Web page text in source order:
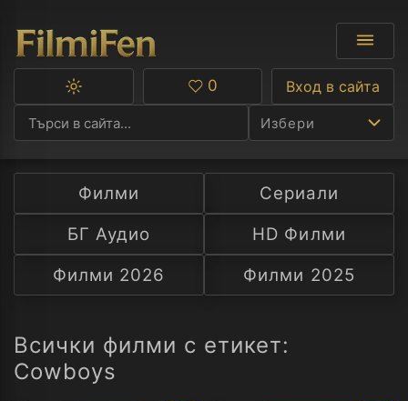
Избери
Ф
С
А
Превключване
тъмна
тема
Любими
0 Вход в сайта
Филми
Сериали
БГ Аудио
HD Филми
Филми 2026
Филми 2025
Всички филми с етикет:
Cowboys